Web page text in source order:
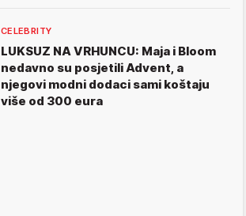
CELEBRITY
LUKSUZ NA VRHUNCU: Maja i Bloom
nedavno su posjetili Advent, a
njegovi modni dodaci sami koštaju
više od 300 eura